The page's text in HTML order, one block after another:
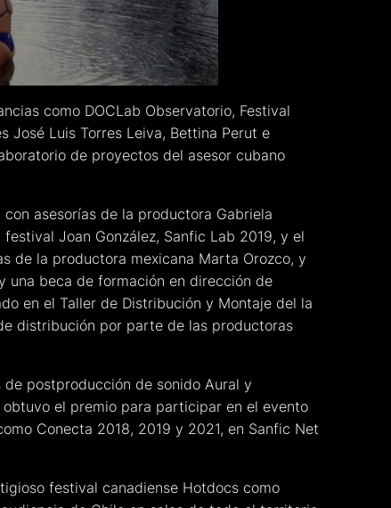
como DOCLab Observatorio, Festival
José Luis Torres Leiva, Bettina Perut e
de proyectos del asesor cubano
asesorías de la productora Gabriela
Joan González, Sanfic Lab 2019, y el
de la productora mexicana Marta Orozco, y
una beca de formación en dirección de
en el Taller de Distribución y Montaje del la
distribución por parte de las productoras
postproducción de sonido Aural y
el premio para participar en el evento
Conecta 2018, 2019 y 2021, en Sanfic Net
festival canadiense Hotdocs como